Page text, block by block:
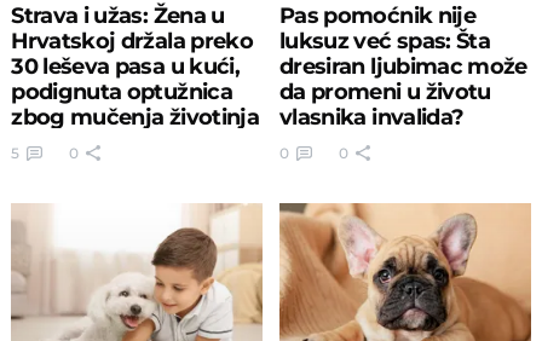
Strava i užas: Žena u
Hrvatskoj držala preko
30 leševa pasa u kući,
podignuta optužnica
zbog mučenja životinja
5 0
Pas pomoćnik nije
luksuz već spas: Šta
dresiran ljubimac može
da promeni u životu
vlasnika invalida?
0 0